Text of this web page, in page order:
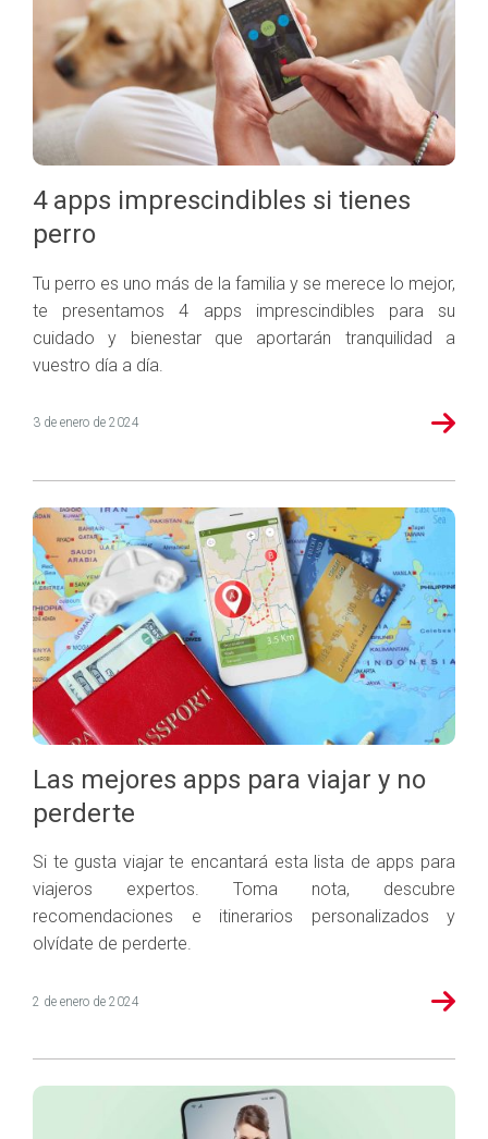
Seguros Salud
Seguros Viajes
Salud
Planes de Futuro
Trabaja en Mapfre
4 apps imprescindibles si tienes
perro
Tu perro es uno más de la familia y se merece lo mejor,
te presentamos 4 apps imprescindibles para su
cuidado y bienestar que aportarán tranquilidad a
vuestro día a día.
3 de enero de 2024
Las mejores apps para viajar y no
perderte
Si te gusta viajar te encantará esta lista de apps para
viajeros expertos. Toma nota, descubre
recomendaciones e itinerarios personalizados y
olvídate de perderte.
2 de enero de 2024